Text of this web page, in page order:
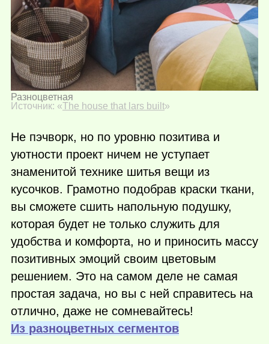
Разноцветная
Источник: «The house that lars built»
Не пэчворк, но по уровню позитива и
уютности проект ничем не уступает
знаменитой технике шитья вещи из
кусочков. Грамотно подобрав краски ткани,
вы сможете сшить напольную подушку,
которая будет не только служить для
удобства и комфорта, но и приносить массу
позитивных эмоций своим цветовым
решением. Это на самом деле не самая
простая задача, но вы с ней справитесь на
отлично, даже не сомневайтесь!
Из разноцветных сегментов